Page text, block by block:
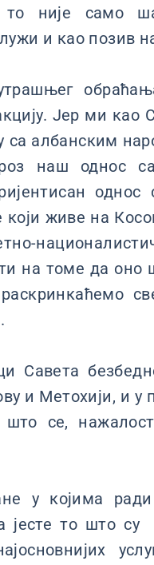
то није само
и као позив
Јер ми као
са албанским
наш однос
живе на
на томе да оно
Савета
и Метохији, и
што се,
у којима
јесте то што